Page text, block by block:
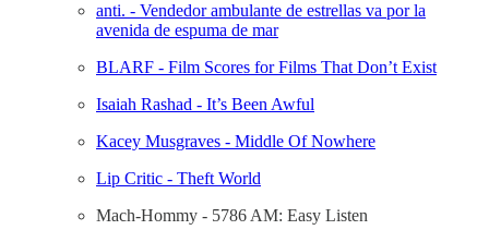
anti. - Vendedor ambulante de estrellas va por la
avenida de espuma de mar
BLARF - Film Scores for Films That Don’t Exist
Isaiah Rashad - It’s Been Awful
Kacey Musgraves - Middle Of Nowhere
Lip Critic - Theft World
Mach-Hommy - 5786 AM: Easy Listen